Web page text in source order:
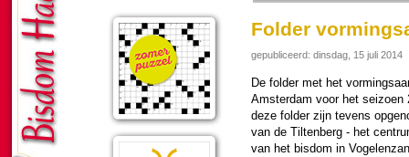
Folder
gepubliceerd: dinsdag, 15 juli 2014
De fol­der met het
Am­ster­dam voor het seizoen
deze fol­der zijn tevens
van de Tilten­berg - het
van het bisdom in